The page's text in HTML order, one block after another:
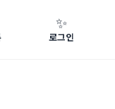
✨
로그인